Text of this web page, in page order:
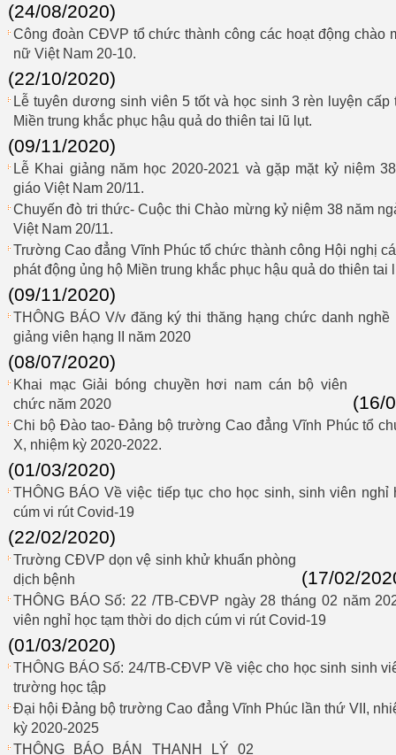
(24/08/2020)
Công đoàn CĐVP tổ chức thành công các hoạt động chào
nữ Việt Nam 20-10.
(22/10/2020)
Lễ tuyên dương sinh viên 5 tốt và học sinh 3 rèn luyện
Miền trung khắc phục hậu quả do thiên tai lũ lụt.
(09/11/2020)
Lễ Khai giảng năm học 2020-2021 và gặp mặt kỷ niệm
giáo Việt Nam 20/11.
Chuyến đò tri thức- Cuộc thi Chào mừng kỷ niệm 38 năm
Việt Nam 20/11.
Trường Cao đẳng Vĩnh Phúc tổ chức thành công Hội nghị
phát động ủng hộ Miền trung khắc phục hậu quả do thiên tai
(09/11/2020)
THÔNG BÁO V/v đăng ký thi thăng hạng chức danh
giảng viên hạng II năm 2020
(08/07/2020)
Khai mạc Giải bóng chuyền hơi nam cán bộ viên
chức năm 2020
(16/
Chi bộ Đào tao- Đảng bộ trường Cao đẳng Vĩnh Phúc tổ
X, nhiệm kỳ 2020-2022.
(01/03/2020)
THÔNG BÁO Về việc tiếp tục cho học sinh, sinh viên nghỉ
cúm vi rút Covid-19
(22/02/2020)
Trường CĐVP dọn vệ sinh khử khuẩn phòng
dịch bệnh
(17/02/
THÔNG BÁO Số: 22 /TB-CĐVP ngày 28 tháng 02 năm
viên nghỉ học tạm thời do dịch cúm vi rút Covid-19
(01/03/2020)
THÔNG BÁO Số: 24/TB-CĐVP Về việc cho học sinh sinh
trường học tập
Đại hội Đảng bộ trường Cao đẳng Vĩnh Phúc lần thứ VII,
kỳ 2020-2025
THÔNG BÁO BÁN THANH LÝ 02